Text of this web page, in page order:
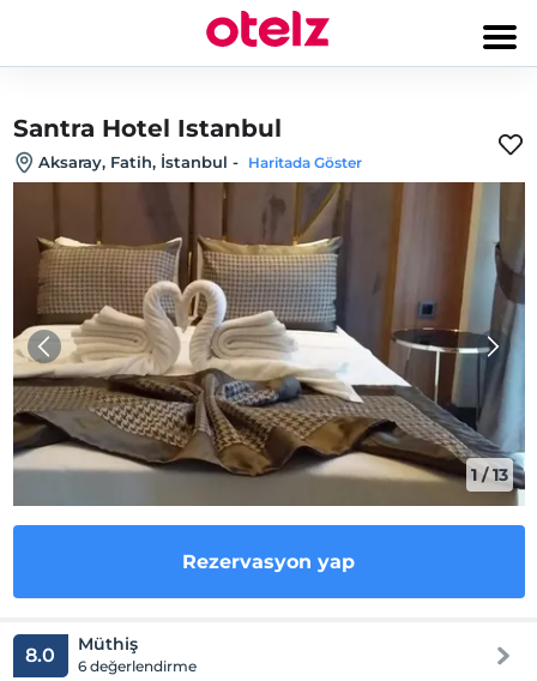
Santra Hotel Istanbul
Aksaray, Fatih, İstanbul - Haritada Göster
1 /13
Rezervasyon yap
8.0 Müthiş
6 değerlendirme